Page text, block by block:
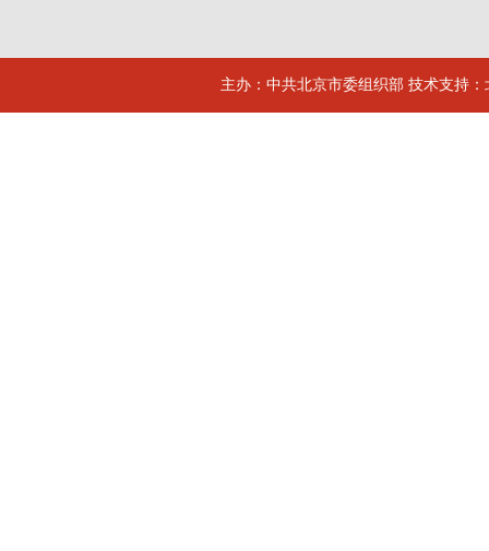
主办：中共北京市委组织部 技术支持